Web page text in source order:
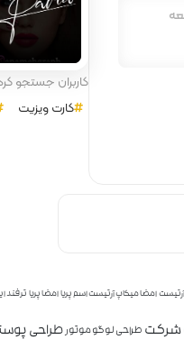
کاربران جستجو
کارت ویزیت
امضا میکاپ آرتیست اسم پریاامضا پریا ترفند
شرکت طراحی لوگو موتورطراحی